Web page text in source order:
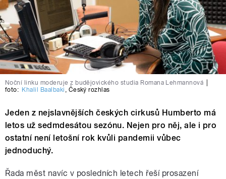
Noční linku moderuje z budějovického studia Romana Lehmannová
foto: Khalil Baalbaki , Český rozhlas
Jeden z nejslavnějších českých cirkusů Humberto má
letos už sedmdesátou sezónu. Nejen pro něj, ale i pro
ostatní není letošní rok kvůli pandemii vůbec
jednoduchý.
Řada měst navíc v posledních letech řeší prosazení